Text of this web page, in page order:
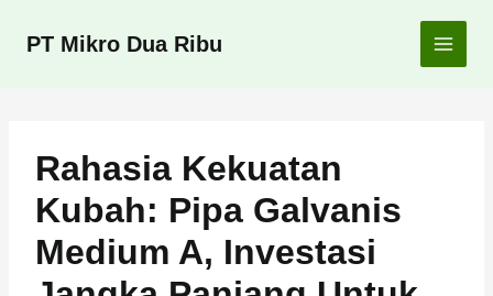
PT Mikro Dua Ribu
Rahasia Kekuatan
Kubah: Pipa Galvanis
Medium A, Investasi